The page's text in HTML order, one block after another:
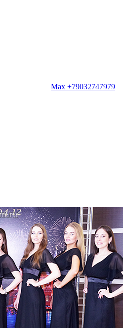
Max +79032747979